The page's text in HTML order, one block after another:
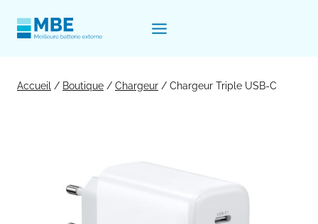
Accueil / Boutique / Chargeur / Chargeur Triple USB-C